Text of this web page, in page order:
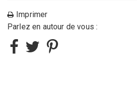
Imprimer
Parlez en autour de vous :